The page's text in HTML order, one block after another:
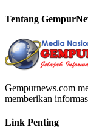
Tentang
Gempurnews.com
memberikan
Link Penting